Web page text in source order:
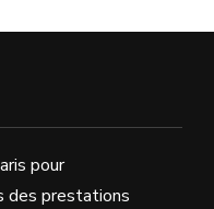
pour
des prestations